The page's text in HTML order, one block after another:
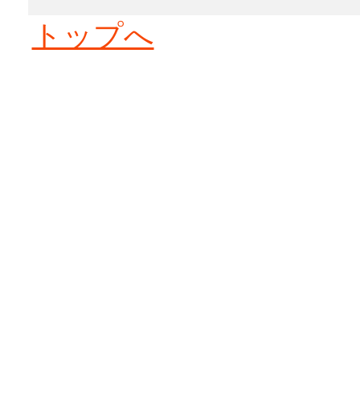
トップへ